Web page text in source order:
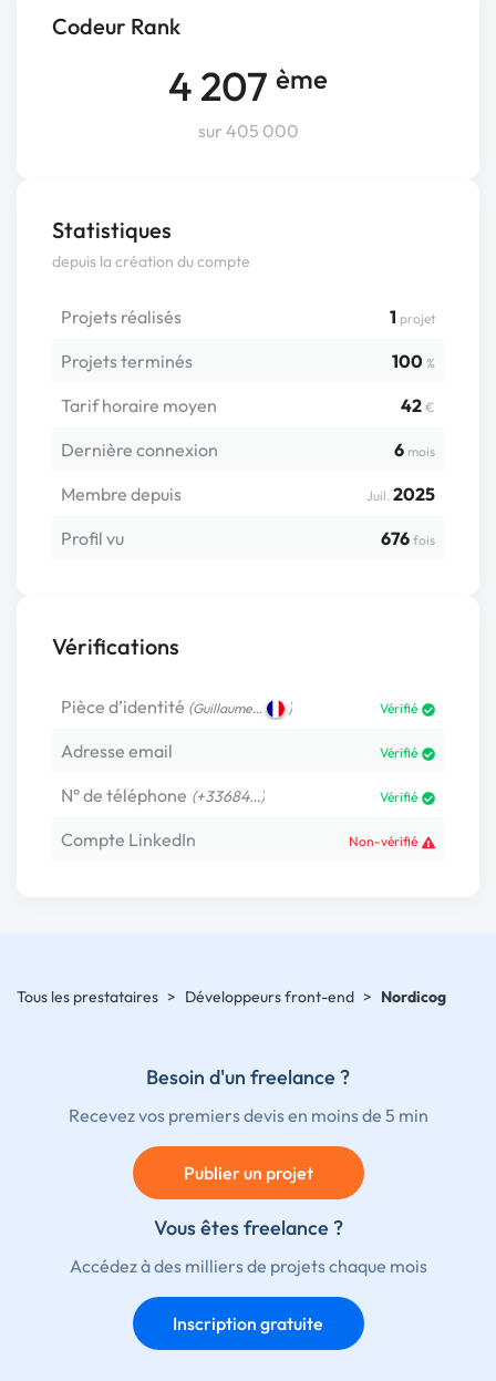
Codeur Rank
4 207 ème
sur 405 000
Statistiques
depuis la création du compte
Projets réalisés 1 projet
Projets terminés 100 %
Tarif horaire moyen 42 €
Dernière connexion 6 mois
Membre depuis Juil. 2025
Profil vu
676 fois
Vérifications
Pièce d’identité (Guillaume… ) Vérifié
Adresse email Vérifié
N° de téléphone (+33684…) Vérifié
Compte LinkedIn Non-vérifié
Tous les prestataires > Développeurs front-end > Nordicog
Besoin d'un freelance ?
Recevez vos premiers devis en moins de 5 min
Publier un projet
Vous êtes freelance ?
Accédez à des milliers de projets chaque mois
Inscription gratuite